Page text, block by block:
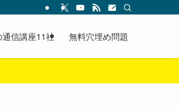
信講座11社 無料穴埋め問題